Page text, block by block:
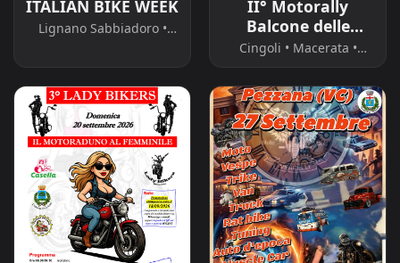
ITALIAN BIKE WEEK
Lignano Sabbiadoro •
II° Motorally
Balcone delle
Marche Cingoli
Cingoli • Macerata •
Marche